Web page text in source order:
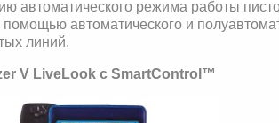
автоматического режима работы
автоматического и
линий.
V LiveLook с SmartControl™